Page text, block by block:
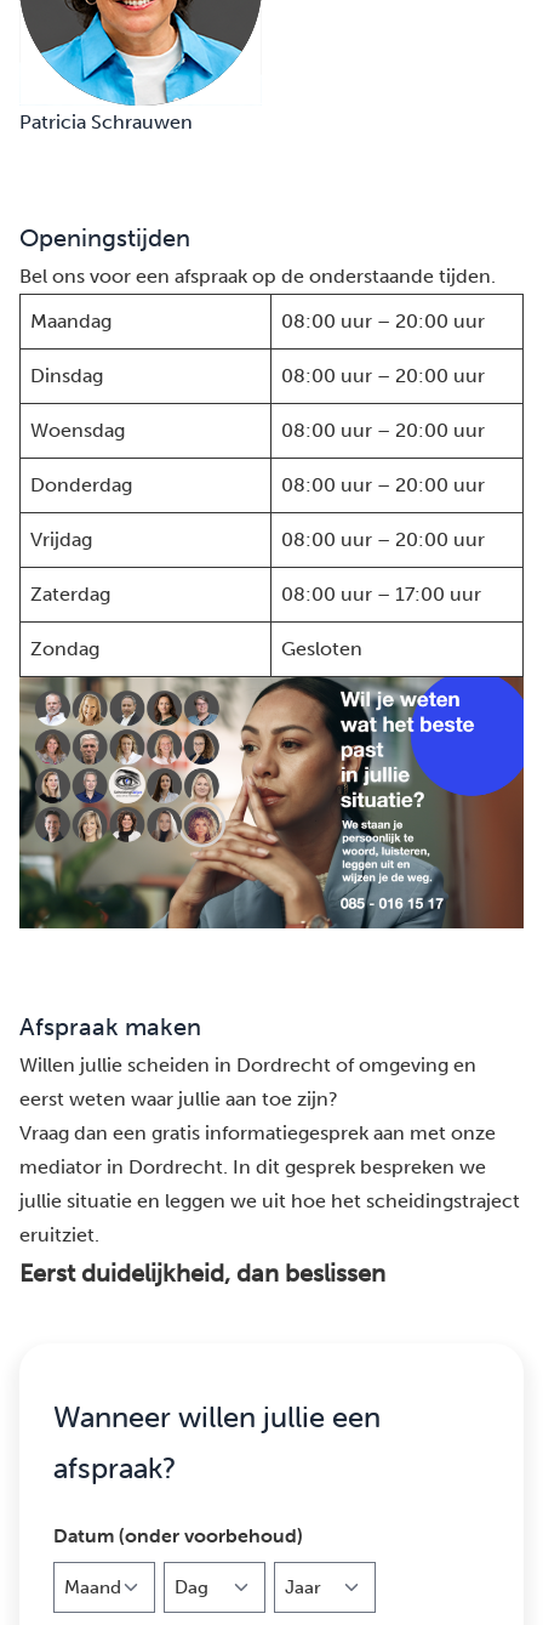
Patricia Schrauwen
Openingstijden
Bel ons voor een afspraak op de onderstaande tijden.
Maandag
08:00 uur – 20:00 uur
Dinsdag 08:00 uur – 20:00 uur
Woensdag 08:00 uur – 20:00 uur
Donderdag 08:00 uur – 20:00 uur
Vrijdag 08:00 uur – 20:00 uur
Zaterdag 08:00 uur – 17:00 uur
Zondag Gesloten
Afspraak maken
Willen jullie scheiden in Dordrecht of omgeving en
eerst weten waar jullie aan toe zijn?
Vraag dan een gratis informatiegesprek aan met onze
mediator in Dordrecht. In dit gesprek bespreken we
jullie situatie en leggen we uit hoe het scheidingstraject
eruitziet.
Eerst duidelijkheid, dan beslissen
Wanneer willen jullie een
afspraak?
Datum (onder voorbehoud)